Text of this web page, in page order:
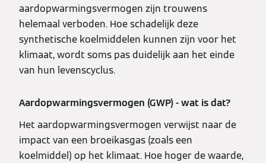
aardopwarmingsvermogen zijn trouwens
helemaal verboden. Hoe schadelijk deze
synthetische koelmiddelen kunnen zijn voor het
klimaat, wordt soms pas duidelijk aan het einde
van hun levenscyclus.
Aardopwarmingsvermogen (GWP) - wat is dat?
Het aardopwarmingsvermogen verwijst naar de
impact van een broeikasgas (zoals een
koelmiddel) op het klimaat. Hoe hoger de waarde,